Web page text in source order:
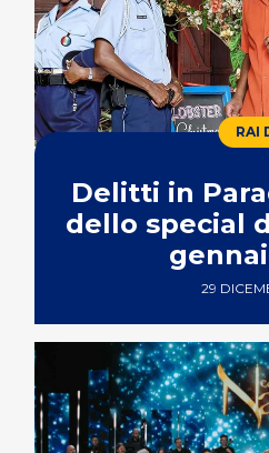
RAI
Delitti in
dello special
29